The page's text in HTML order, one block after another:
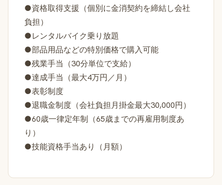
●資格取得支援（個別に金消契約を締結し会社
負担）
●レンタルバイク乗り放題
●部品用品などの特別価格で購入可能
●残業手当（30分単位で支給）
●達成手当（最大4万円／月）
●表彰制度
●退職金制度（会社負担月掛金最大30,000円）
●60歳一律定年制（65歳までの再雇用制度あ
り）
●技能資格手当あり（月額）